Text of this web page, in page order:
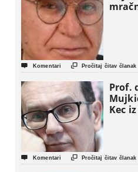
 Komentari  Pročitaj čitav članak
Prof.
Kec
 Komentari  Pročitaj čitav članak